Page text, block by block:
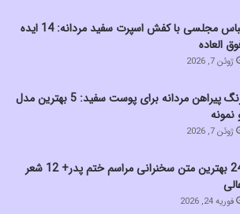
لباس مجلسی با کفش اسپرت سفید مردانه: 14 ایده
العاده
ژوئن 7, 2026
رنگ پیراهن مردانه برای پوست سفید: 5 بهترین مدل
نمونه
ژوئن 7, 2026
24 بهترین متن سخنرانی مراسم ختم پدر+ 12 شعر
فوریه 24, 2026